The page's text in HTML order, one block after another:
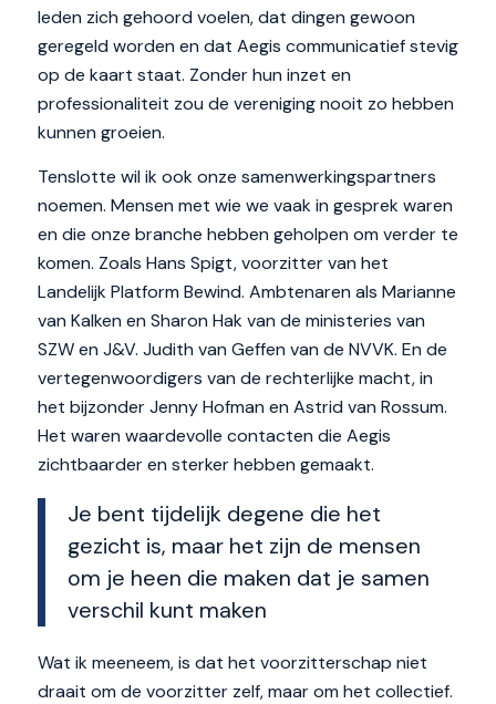
leden zich gehoord voelen, dat dingen gewoon
geregeld worden en dat Aegis communicatief stevig
op de kaart staat. Zonder hun inzet en
professionaliteit zou de vereniging nooit zo hebben
kunnen groeien.
Tenslotte wil ik ook onze samenwerkingspartners
noemen. Mensen met wie we vaak in gesprek waren
en die onze branche hebben geholpen om verder te
komen. Zoals Hans Spigt, voorzitter van het
Landelijk Platform Bewind. Ambtenaren als Marianne
van Kalken en Sharon Hak van de ministeries van
SZW en J&V. Judith van Geffen van de NVVK. En de
vertegenwoordigers van de rechterlijke macht, in
het bijzonder Jenny Hofman en Astrid van Rossum.
Het waren waardevolle contacten die Aegis
zichtbaarder en sterker hebben gemaakt.
Je bent tijdelijk degene die het
gezicht is, maar het zijn de mensen
om je heen die maken dat je samen
verschil kunt maken
Wat ik meeneem, is dat het voorzitterschap niet
draait om de voorzitter zelf, maar om het collectief.